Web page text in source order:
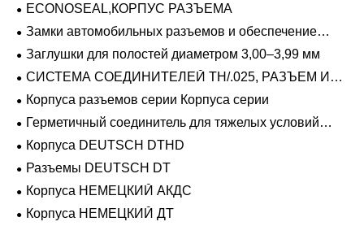
ECONOSEAL,КОРПУС РАЗЪЕМА
Замки автомобильных разъемов и обеспечение
положения
Заглушки для полостей диаметром 3,00–3,99 мм
СИСТЕМА СОЕДИНИТЕЛЕЙ TH/.025, РАЗЪЕМ И
ВКЛАДЫШ
Корпуса разъемов серии Корпуса серии
Герметичный соединитель для тяжелых условий
эксплуатации Фиксирующие направляющие серии
Корпуса DEUTSCH DTHD
Разъемы DEUTSCH DT
Корпуса НЕМЕЦКИЙ АКДС
Корпуса НЕМЕЦКИЙ ДТ